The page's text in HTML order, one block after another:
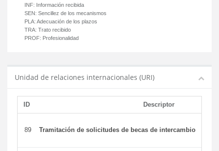
INF: Información recibida
SEN: Sencillez de los mecanismos
PLA: Adecuación de los plazos
TRA: Trato recibido
PROF: Profesionalidad
Unidad de relaciones internacionales (URI)
ID Descriptor
89 Tramitación de solicitudes de becas de intercambio